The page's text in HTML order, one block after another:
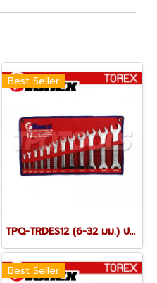
Best Seller
TPQ-TRDES12 (6-32 มม.) ประแจปากตายชุด 12 ตัว TOREX
Best Seller